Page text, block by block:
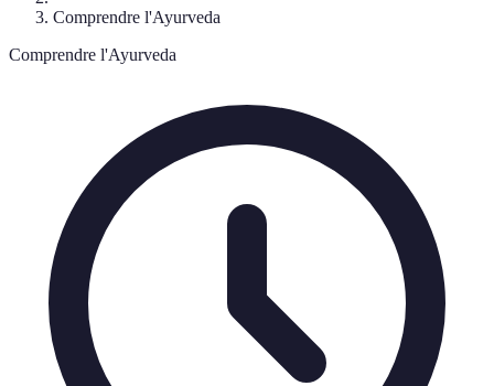
Comprendre l'Ayurveda
Comprendre l'Ayurveda